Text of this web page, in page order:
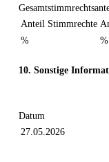
Anteil Stimmrechte
%
%
10. Sonstige
Datum
27.05.2026